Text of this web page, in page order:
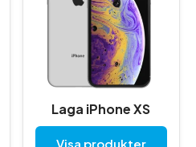
Laga iPhone XS
Visa produkter